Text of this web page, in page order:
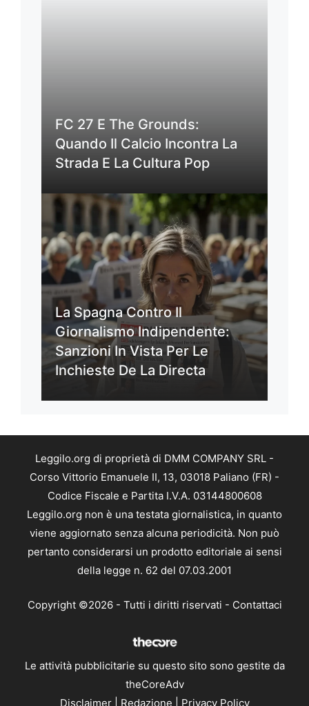
FC 27 E The Grounds:
Quando Il Calcio Incontra La
Strada E La Cultura Pop
La Spagna Contro Il
Giornalismo Indipendente:
Sanzioni In Vista Per Le
Inchieste De La Directa
Leggilo.org di proprietà di DMM COMPANY SRL -
Corso Vittorio Emanuele II, 13, 03018 Paliano (FR) -
Codice Fiscale e Partita I.V.A. 03144800608
Leggilo.org non è una testata giornalistica, in quanto
viene aggiornato senza alcuna periodicità. Non può
pertanto considerarsi un prodotto editoriale ai sensi
della legge n. 62 del 07.03.2001
Copyright ©2026 - Tutti i diritti riservati - Contattaci
Le attività pubblicitarie su questo sito sono gestite da
theCoreAdv
Disclaimer| Redazione Privacy Policy